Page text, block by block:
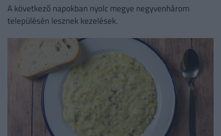
A következő napokban nyolc megye negyvenhárom
településén lesznek kezelések.